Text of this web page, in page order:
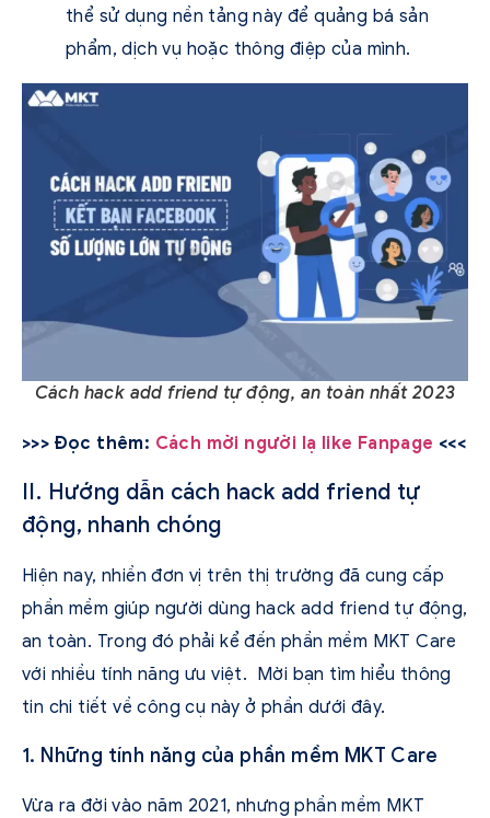
thể sử dụng nền tảng này để quảng bá sản
phẩm, dịch vụ hoặc thông điệp của mình.
Cách hack add friend tự động, an toàn nhất 2023
>>> Đọc thêm: Cách mời người lạ like Fanpage <<<
II. Hướng dẫn cách hack add friend tự
động, nhanh chóng
Hiện nay, nhiền đơn vị trên thị trường đã cung cấp
phần mềm giúp người dùng hack add friend tự động,
an toàn. Trong đó phải kể đến phần mềm MKT Care
với nhiều tính năng ưu việt. Mời bạn tìm hiểu thông
tin chi tiết về công cụ này ở phần dưới đây.
1. Những tính năng của phần mềm MKT Care
Vừa ra đời vào năm 2021, nhưng phần mềm MKT